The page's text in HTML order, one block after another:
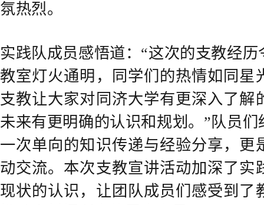
氛热烈。
实践队成员感悟道：“这次的支教经
教室灯火通明，同学们的热情如同星
支教让大家对同济大学有更深入了解
未来有更明确的认识和规划。”队员
一次单向的知识传递与经验分享，更
动交流。本次支教宣讲活动加深了实
现状的认识，让团队成员们感受到了